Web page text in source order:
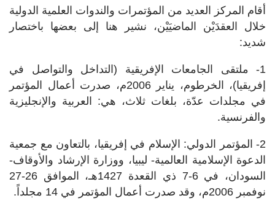
أقام المركز العديد من المؤتمرات والندوات العلمية الدولية
خلال العقدَيْن الماضيَيْن، نشير هنا إلى بعضها باختصار
شديد:
1- ملتقى الجامعات الإفريقية (التداخل والتواصل في
إفريقيا)، الخرطوم، يناير 2006م، صدرت أعمال المؤتمر
في مجلدات عدّة، بلغات ثلاث، هي: العربية والإنجليزية
والفرنسية.
2- المؤتمر الدولي: الإسلام في إفريقيا، بالتعاون مع جمعية
الدعوة الإسلامية العالمية- ليبيا، ووزارة الإرشاد والأوقاف-
السودان، في 6-7 ذي القعدة 1427هـ، الموافق 26-27
نوفمبر 2006م، وقد صدرت أعمال المؤتمر في 14 مجلداً.